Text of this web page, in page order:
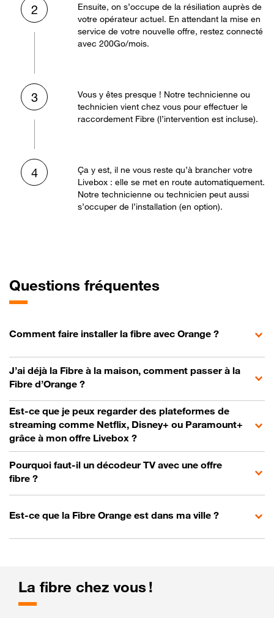
2
Ensuite, on s’occupe de la résiliation auprès de
votre opérateur actuel. En attendant la mise en
service de votre nouvelle offre, restez connecté
avec 200Go/mois.
3
Vous y êtes presque ! Notre technicienne ou
technicien vient chez vous pour effectuer le
raccordement Fibre (l’intervention est incluse).
4
Ça y est, il ne vous reste qu’à brancher votre
Livebox : elle se met en route automatiquement.
Notre technicienne ou technicien peut aussi
s’occuper de l’installation (en option).
Questions fréquentes
Comment faire installer la fibre avec Orange ?
J’ai déjà la Fibre à la maison, comment passer à la
Fibre d’Orange ?
Est-ce que je peux regarder des plateformes de
streaming comme Netflix, Disney+ ou Paramount+
grâce à mon offre Livebox ?
Pourquoi faut-il un décodeur TV avec une offre
fibre ?
Est-ce que la Fibre Orange est dans ma ville ?
La fibre chez vous !